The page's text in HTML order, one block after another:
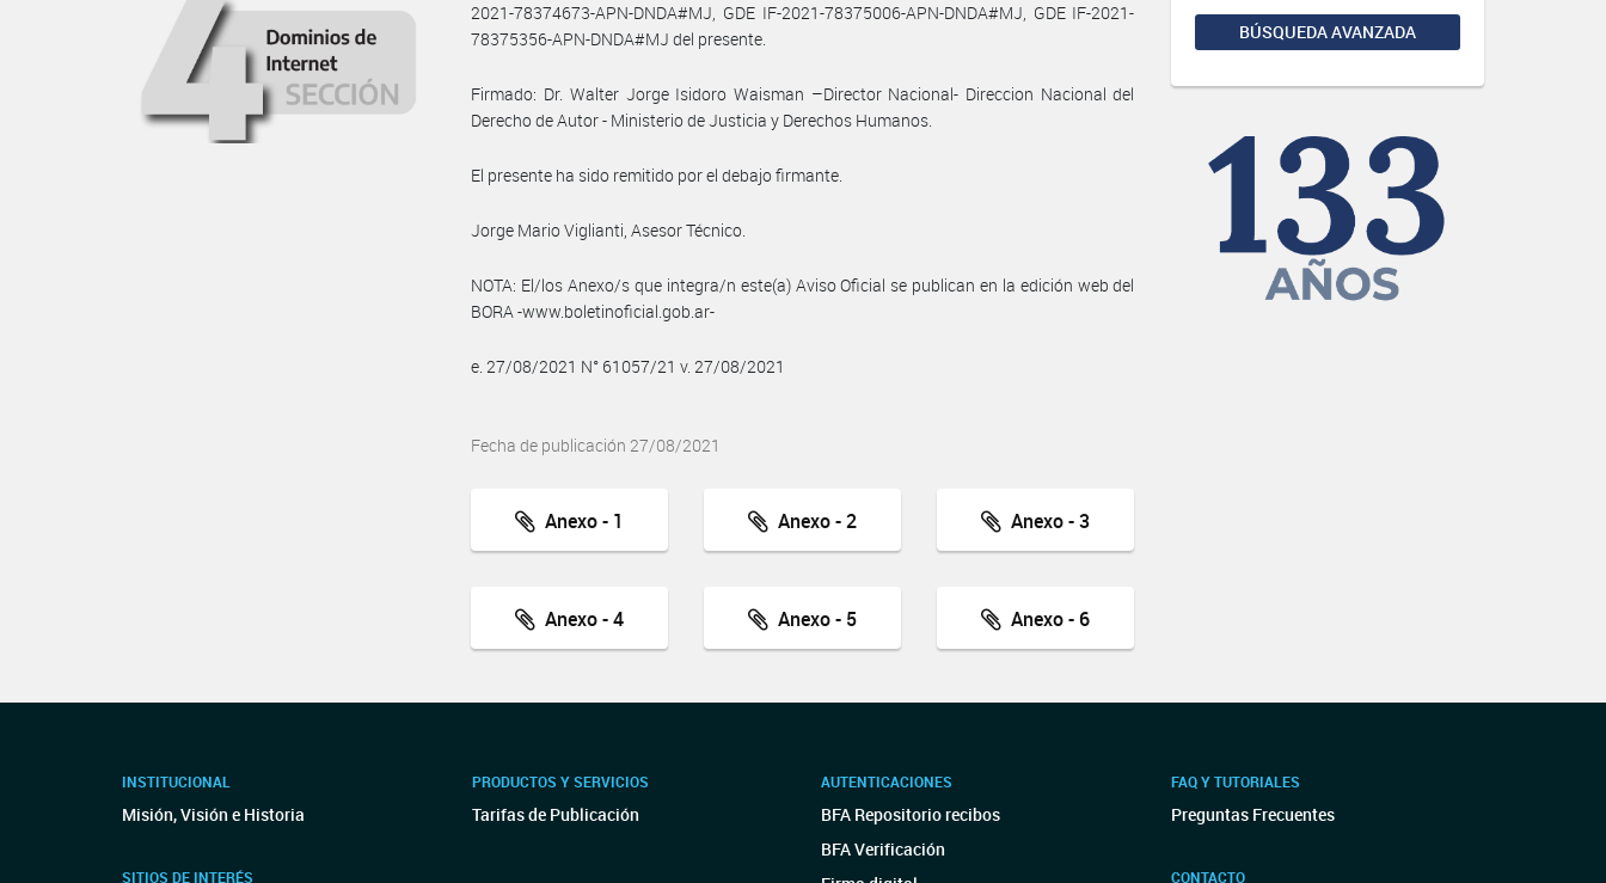
BÚSQUEDA AVANZADA
2021-78374673-APN-DNDA#MJ, GDE IF-2021-78375006-APN-DNDA#MJ, GDE IF-2021-
78375356-APN-DNDA#MJ del presente.
Firmado: Dr. Walter Jorge Isidoro Waisman –Director Nacional- Direccion Nacional del
Derecho de Autor - Ministerio de Justicia y Derechos Humanos.
El presente ha sido remitido por el debajo firmante.
Jorge Mario Viglianti, Asesor Técnico.
NOTA: El/los Anexo/s que integra/n este(a) Aviso Oficial se publican en la edición web del
BORA -www.boletinoficial.gob.ar-
e. 27/08/2021 N° 61057/21 v. 27/08/2021
Fecha de publicación 27/08/2021
Anexo - 1 Anexo - 2 Anexo - 3
Anexo - 4 Anexo - 5 Anexo - 6
INSTITUCIONAL
Misión, Visión e Historia
SITIOS DE INTERÉS
PRODUCTOS Y SERVICIOS
Tarifas de Publicación
AUTENTICACIONES
BFA Repositorio recibos
BFA Verificación
FAQ Y TUTORIALES
Preguntas Frecuentes
CONTACTO